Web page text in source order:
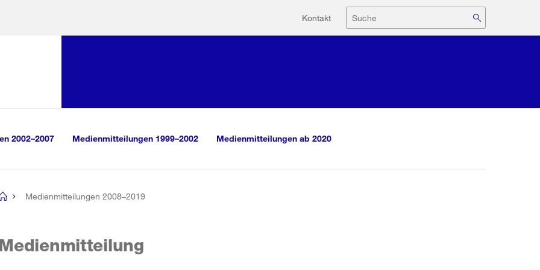
Hilfsnavigation
Kontakt Suche
2002–2007 Medienmitteilungen 1999–2002 Medienmitteilungen ab 2020
Medienmitteilungen 2008–2019